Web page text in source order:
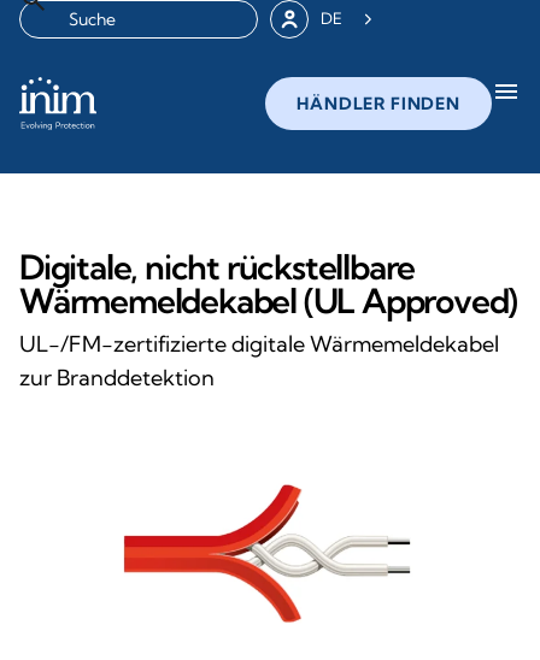
DE
HÄNDLER FINDEN menu
Digitale, nicht rückstellbare
Wärmemeldekabel (UL Approved)
UL-/FM-zertifizierte digitale Wärmemeldekabel
zur Branddetektion